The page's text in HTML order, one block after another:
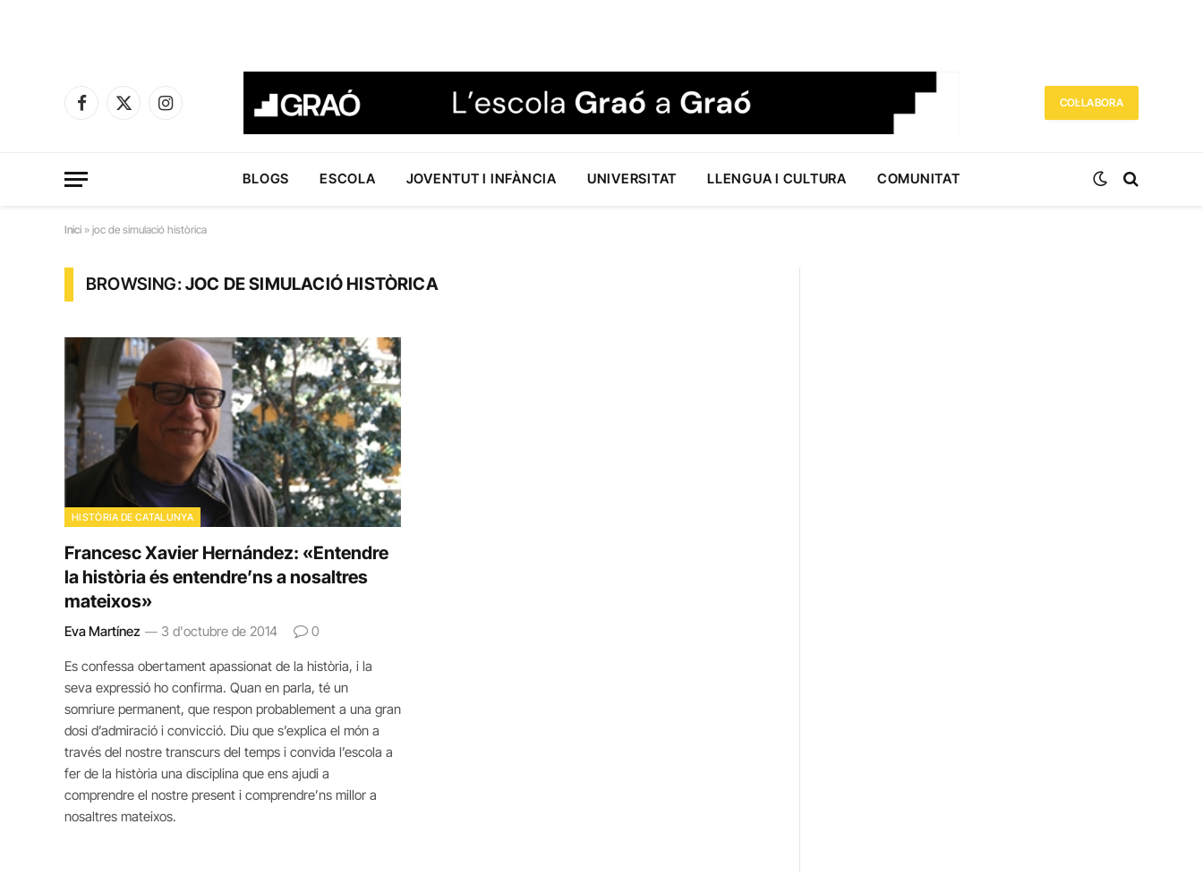
Facebook
X
Instagram
COL·LABORA
BLOGS ESCOLA JOVENTUT I INFÀNCIA UNIVERSITAT LLENGUA I CULTURA COMUNITAT
Inici » joc de simulació històrica
BROWSING:JOC DE SIMULACIÓ HISTÒRICA
HISTÒRIA DE CATALUNYA
Francesc Xavier Hernández: «Entendre
la història és entendre’ns a nosaltres
mateixos»
Eva Martínez 3 d'octubre de 2014 0
Es confessa obertament apassionat de la història, i la
seva expressió ho confirma. Quan en parla, té un
somriure permanent, que respon probablement a una gran
dosi d’admiració i convicció. Diu que s’explica el món a
través del nostre transcurs del temps i convida l’escola a
fer de la història una disciplina que ens ajudi a
comprendre el nostre present i comprendre’ns millor a
nosaltres mateixos.